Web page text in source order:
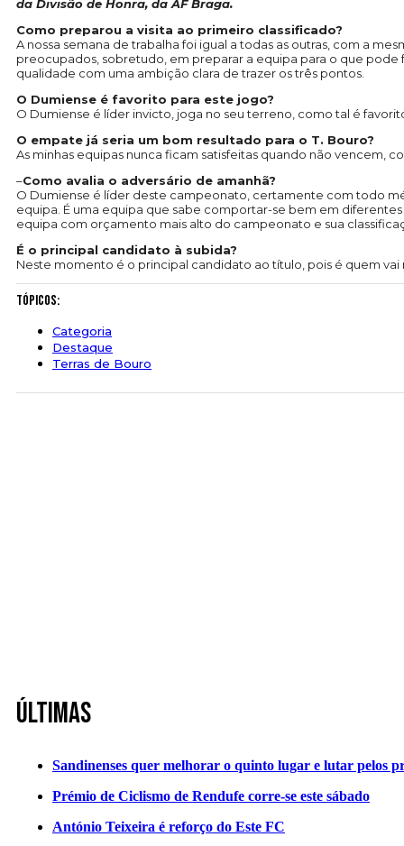
da Divisão de Honra, da AF Braga.
Como preparou a visita ao primeiro classificado?
A nossa semana de trabalha foi igual a todas as outras, com a
preocupados, sobretudo, em preparar a equipa para o que
qualidade com uma ambição clara de trazer os três pontos.
O Dumiense é favorito para este jogo?
O Dumiense é líder invicto, joga no seu terreno, como tal é
O empate já seria um bom resultado para o T. Bouro?
As minhas equipas nunca ficam satisfeitas quando não vencem,
–Como avalia o adversário de amanhã?
O Dumiense é líder deste campeonato, certamente com todo
equipa. É uma equipa que sabe comportar-se bem em
equipa com orçamento mais alto do campeonato e sua
É o principal candidato à subida?
Neste momento é o principal candidato ao título, pois é quem vai
Tópicos:
Categoria
Destaque
Terras de Bouro
Últimas
Sandinenses quer melhorar o quinto lugar e lutar pelos
Prémio de Ciclismo de Rendufe corre-se este sábado
António Teixeira é reforço do Este FC